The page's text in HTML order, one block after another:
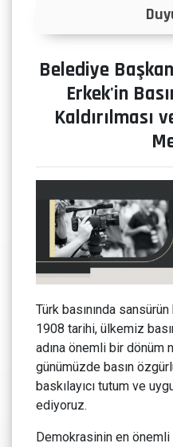
Belediye
Erkek'in
Kaldırılması
Türk basınında sansürün
1908 tarihi, ülkemiz
adına önemli bir dönüm
günümüzde basın
baskılayıcı tutum ve
ediyoruz.
Demokrasinin en